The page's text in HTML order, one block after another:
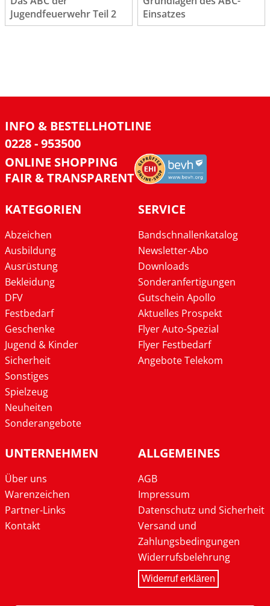
Jugendfeuerwehr Teil 2
Einsatzes
INFO & BESTELLHOTLINE
0228 - 953500
ONLINE SHOPPING
FAIR & TRANSPARENT
KATEGORIEN
Abzeichen
Ausbildung
Ausrüstung
Bekleidung
DFV
Festbedarf
Geschenke
Jugend & Kinder
Sicherheit
Sonstiges
Spielzeug
Neuheiten
Sonderangebote
SERVICE
Bandschnallenkatalog
Newsletter-Abo
Downloads
Sonderanfertigungen
Gutschein Apollo
Aktuelles Prospekt
Flyer Auto-Spezial
Flyer Festbedarf
Angebote Telekom
UNTERNEHMEN
Über uns
Warenzeichen
Partner-Links
Kontakt
ALLGEMEINES
AGB
Impressum
Datenschutz und Sicherheit
Versand und
Zahlungsbedingungen
Widerrufsbelehrung
Widerruf erklären